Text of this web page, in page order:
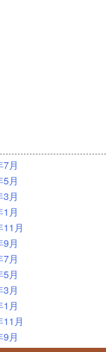
月
月
月
月
月
月
月
月
月
月
月
月